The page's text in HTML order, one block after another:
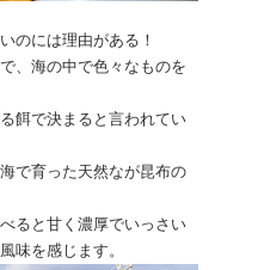
のには理由がある！
、海の中で色々なものを
餌で決まると言われてい
で育った天然なが昆布の
ると甘く濃厚でいっさい
味を感じます。